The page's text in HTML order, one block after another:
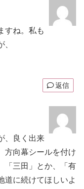
すね。私も
返信
、良く出来
方向幕シールを付け
「三田」とか、「有
道に続けてほしいよ